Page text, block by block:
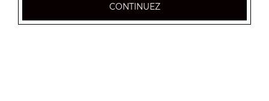
CONTINUEZ